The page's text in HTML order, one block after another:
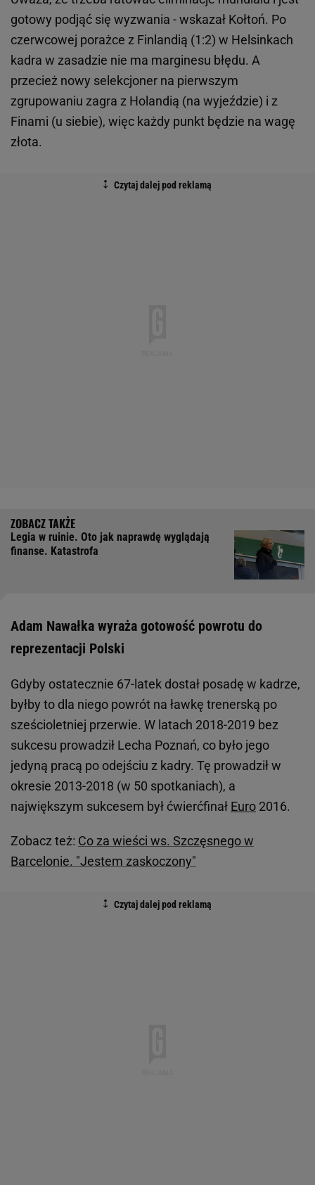
gotowy podjąć się wyzwania - wskazał Kołtoń. Po
czerwcowej porażce z Finlandią (1:2) w Helsinkach
kadra w zasadzie nie ma marginesu błędu. A
przecież nowy selekcjoner na pierwszym
zgrupowaniu zagra z Holandią (na wyjeździe) i z
Finami (u siebie), więc każdy punkt będzie na wagę
złota.
Legia w ruinie. Oto jak naprawdę wyglądają
finanse. Katastrofa
Adam Nawałka wyraża gotowość powrotu do
reprezentacji Polski
Gdyby ostatecznie 67-latek dostał posadę w kadrze,
byłby to dla niego powrót na ławkę trenerską po
sześcioletniej przerwie. W latach 2018-2019 bez
sukcesu prowadził Lecha Poznań, co było jego
jedyną pracą po odejściu z kadry. Tę prowadził w
okresie 2013-2018 (w 50 spotkaniach), a
największym sukcesem był ćwierćfinał Euro 2016.
Zobacz też: Co za wieści ws. Szczęsnego w
Barcelonie. "Jestem zaskoczony"